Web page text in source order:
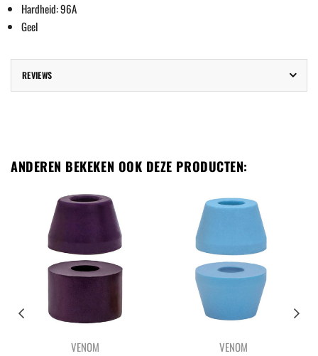
Hardheid: 96A
Geel
REVIEWS
ANDEREN BEKEKEN OOK DEZE PRODUCTEN:
VENOM VENOM